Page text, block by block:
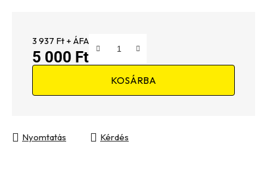
3 937 Ft + ÁFA
5 000 Ft
KOSÁRBA
Nyomtatás Kérdés